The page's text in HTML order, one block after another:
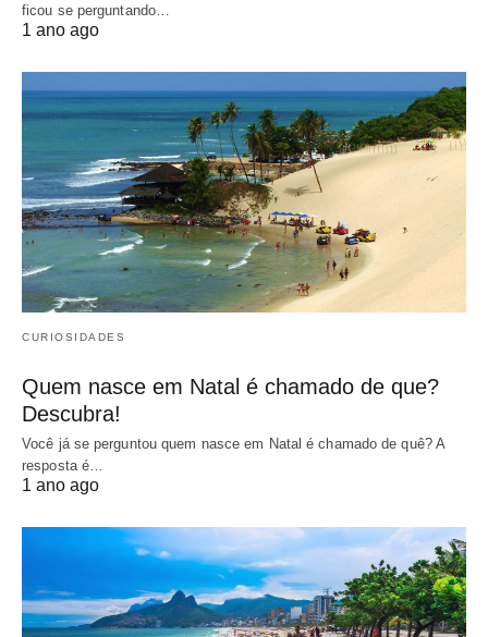
ficou se perguntando…
1 ano ago
CURIOSIDADES
Quem nasce em Natal é chamado de que?
Descubra!
Você já se perguntou quem nasce em Natal é chamado de quê? A
resposta é…
1 ano ago